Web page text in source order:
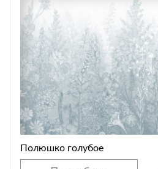
Полюшко голубое